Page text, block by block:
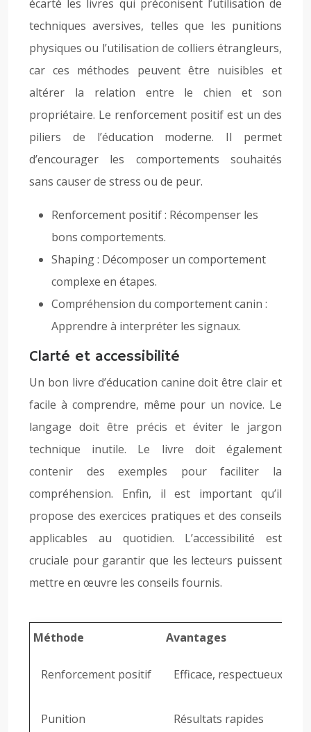
écarté les livres qui préconisent l’utilisation de
techniques aversives, telles que les punitions
physiques ou l’utilisation de colliers étrangleurs,
car ces méthodes peuvent être nuisibles et
altérer la relation entre le chien et son
propriétaire. Le renforcement positif est un des
piliers de l’éducation moderne. Il permet
d’encourager les comportements souhaités
sans causer de stress ou de peur.
Renforcement positif : Récompenser les
bons comportements.
Shaping : Décomposer un comportement
complexe en étapes.
Compréhension du comportement canin :
Apprendre à interpréter les signaux.
Clarté et accessibilité
Un bon livre d’éducation canine doit être clair et
facile à comprendre, même pour un novice. Le
langage doit être précis et éviter le jargon
technique inutile. Le livre doit également
contenir des exemples pour faciliter la
compréhension. Enfin, il est important qu’il
propose des exercices pratiques et des conseils
applicables au quotidien. L’accessibilité est
cruciale pour garantir que les lecteurs puissent
mettre en œuvre les conseils fournis.
Méthode Avantages
Renforcement positif Efficace, respectueux,
Punition Résultats rapides